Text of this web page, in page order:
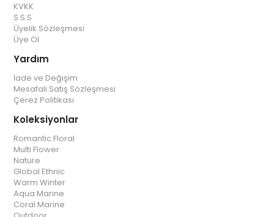
KVKK
S.S.S
Üyelik Sözleşmesi
Üye Ol
Yardım
İade ve Değişim
Mesafali Satış Sözleşmesi
Çerez Politikası
Koleksiyonlar
Romantic Floral
Multi Flower
Nature
Global Ethnic
Warm Winter
Aqua Marine
Coral Marine